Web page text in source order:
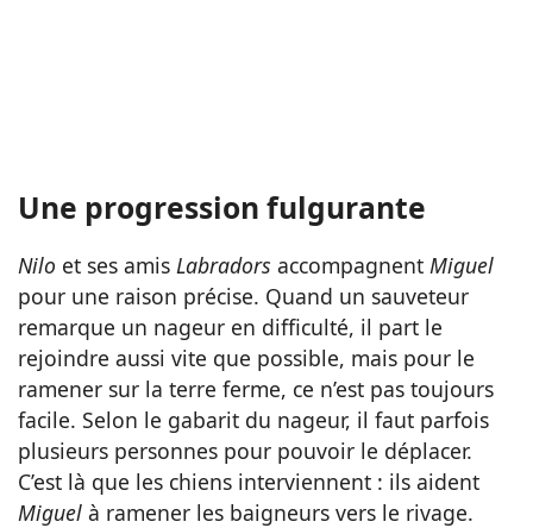
Une progression fulgurante
Nilo et ses amis Labradors accompagnent Miguel
pour une raison précise. Quand un sauveteur
remarque un nageur en difficulté, il part le
rejoindre aussi vite que possible, mais pour le
ramener sur la terre ferme, ce n’est pas toujours
facile. Selon le gabarit du nageur, il faut parfois
plusieurs personnes pour pouvoir le déplacer.
C’est là que les chiens interviennent : ils aident
Miguel à ramener les baigneurs vers le rivage.